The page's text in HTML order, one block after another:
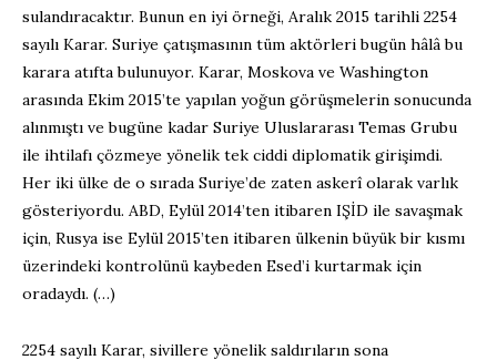
sulandıracaktır. Bunun en iyi örneği, Aralık 2015 tarihli 2254
sayılı Karar. Suriye çatışmasının tüm aktörleri bugün hâlâ bu
karara atıfta bulunuyor. Karar, Moskova ve Washington
arasında Ekim 2015’te yapılan yoğun görüşmelerin sonucunda
alınmıştı ve bugüne kadar Suriye Uluslararası Temas Grubu
ile ihtilafı çözmeye yönelik tek ciddi diplomatik girişimdi.
Her iki ülke de o sırada Suriye’de zaten askerî olarak varlık
gösteriyordu. ABD, Eylül 2014’ten itibaren IŞİD ile savaşmak
için, Rusya ise Eylül 2015’ten itibaren ülkenin büyük bir kısmı
üzerindeki kontrolünü kaybeden Esed’i kurtarmak için
oradaydı. (…)
2254 sayılı Karar, sivillere yönelik saldırıların sona